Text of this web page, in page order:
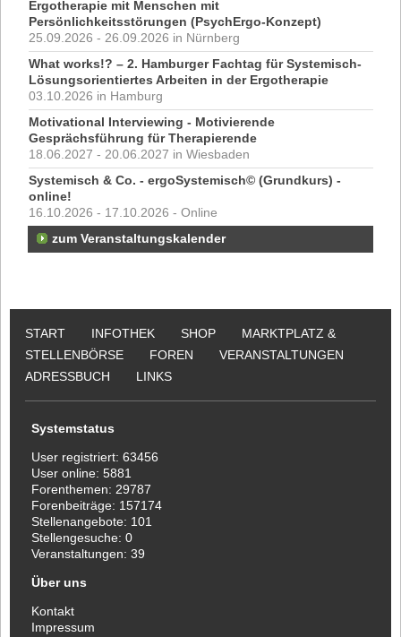
Ergotherapie mit Menschen mit
Persönlichkeitsstörungen (PsychErgo-Konzept)
25.09.2026 - 26.09.2026 in Nürnberg
What works!? – 2. Hamburger Fachtag für Systemisch-
Lösungsorientiertes Arbeiten in der Ergotherapie
03.10.2026 in Hamburg
Motivational Interviewing - Motivierende
Gesprächsführung für Therapierende
18.06.2027 - 20.06.2027 in Wiesbaden
Systemisch & Co. - ergoSystemisch© (Grundkurs) -
online!
16.10.2026 - 17.10.2026 - Online
zum Veranstaltungskalender
START INFOTHEK SHOP
MARKTPLATZ &
STELLENBÖRSE
FOREN
VERANSTALTUNGEN
ADRESSBUCH
LINKS
Systemstatus
User registriert:63456
User online:5881
Forenthemen: 29787
Forenbeiträge: 157174
Stellenangebote: 101
Stellengesuche:0
Veranstaltungen:39
Über uns
Kontakt
Impressum